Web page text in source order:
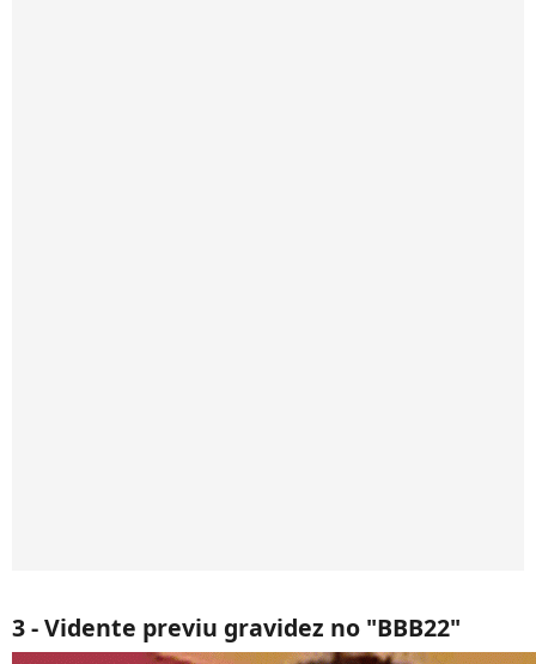
3 - Vidente previu gravidez no "BBB22"